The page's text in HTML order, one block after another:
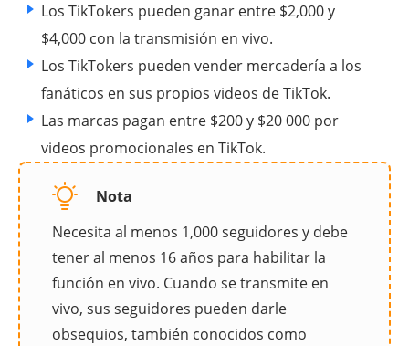
Los TikTokers pueden ganar entre $2,000 y
$4,000 con la transmisión en vivo.
Los TikTokers pueden vender mercadería a los
fanáticos en sus propios videos de TikTok.
Las marcas pagan entre $200 y $20 000 por
videos promocionales en TikTok.
Nota
Necesita al menos 1,000 seguidores y debe
tener al menos 16 años para habilitar la
función en vivo. Cuando se transmite en
vivo, sus seguidores pueden darle
obsequios, también conocidos como